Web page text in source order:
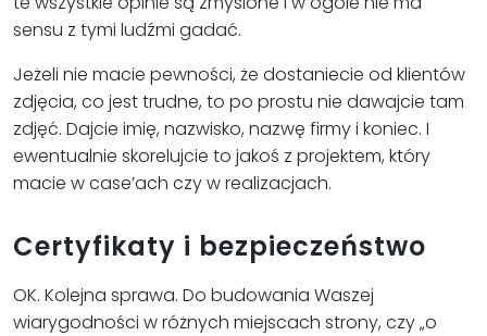
sensu z tymi ludźmi gadać.
Jeżeli nie macie pewności, że dostaniecie od klientów
zdjęcia, co jest trudne, to po prostu nie dawajcie tam
zdjęć. Dajcie imię, nazwisko, nazwę firmy i koniec. I
ewentualnie skorelujcie to jakoś z projektem, który
macie w case’ach czy w realizacjach.
Certyfikaty i bezpieczeństwo
OK. Kolejna sprawa. Do budowania Waszej
wiarygodności w różnych miejscach strony, czy „o